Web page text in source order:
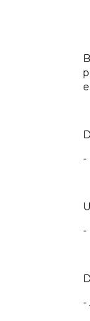
-
-
-